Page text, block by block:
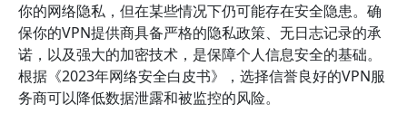
你的网络隐私，但在某些情况下仍可能存在安全隐患。确
保你的VPN提供商具备严格的隐私政策、无日志记录的承
诺，以及强大的加密技术，是保障个人信息安全的基础。
根据《2023年网络安全白皮书》，选择信誉良好的VPN服
务商可以降低数据泄露和被监控的风险。